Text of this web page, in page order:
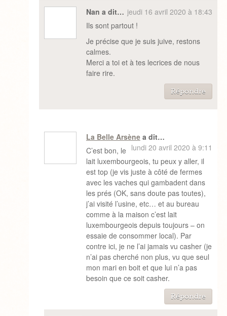
Nan a dit… jeudi 16 avril 2020 à 18:43
Ils sont partout !
Je précise que je suis juive, restons
calmes.
Merci a toi et à tes lecrices de nous
faire rire.
Répondre
La Belle Arsènea dit…
lundi 20 avril 2020 à 9:11
C’est bon, le
lait luxembourgeois, tu peux y aller, il
est top (je vis juste à côté de fermes
avec les vaches qui gambadent dans
les prés (OK, sans doute pas toutes),
j’ai visité l’usine, etc… et au bureau
comme à la maison c’est lait
luxembourgeois depuis toujours – on
essaie de consommer local). Par
contre ici, je ne l’ai jamais vu casher (je
n’ai pas cherché non plus, vu que seul
mon mari en boit et que lui n’a pas
besoin que ce soit casher.
Répondre